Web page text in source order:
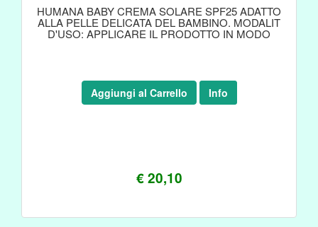
HUMANA BABY CREMA SOLARE SPF25 ADATTO
ALLA PELLE DELICATA DEL BAMBINO. MODALIT
D'USO: APPLICARE IL PRODOTTO IN MODO
€ 20,10
Aggiungi al Carrello Info